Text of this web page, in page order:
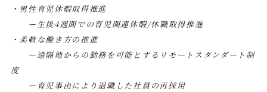
・男性育児休暇取得推進
ー生後4週間での育児関連休暇/休職取得推進
・柔軟な働き方の推進
ー遠隔地からの勤務を可能とするリモートスタンダート制
度
ー育児事由により退職した社員の再採用